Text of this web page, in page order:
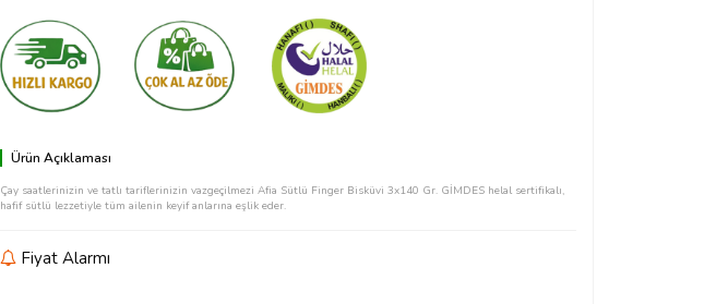
Ürün Açıklaması
Çay saatlerinizin ve tatlı tariflerinizin vazgeçilmezi Afia Sütlü Finger Bisküvi 3x140 Gr. GİMDES helal sertifikalı,
hafif sütlü lezzetiyle tüm ailenin keyif anlarına eşlik eder.
Fiyat Alarmı